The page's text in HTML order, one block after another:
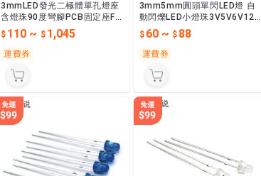
3mmLED發光二極體單孔燈座
含燈珠90度彎腳PCB固定座F3
指示燈紅綠
110 ~ 1,045
運費券
3mm5mm圓頭單閃LED燈 自
動閃爍LED小燈珠3V5V6V12V
24V指示燈
60~ 88
運費券